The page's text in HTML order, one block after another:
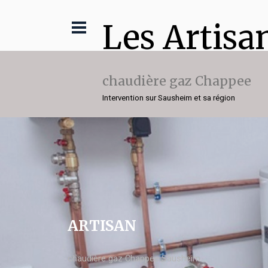
Les
chaudière gaz Chappee
Intervention sur Sausheim et sa région
ARTISAN
chaudière gaz Chappee Sausheim